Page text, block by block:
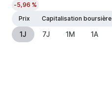
-5,96 %
Prix
Capitalisation boursière
1J 7J 1M 1A